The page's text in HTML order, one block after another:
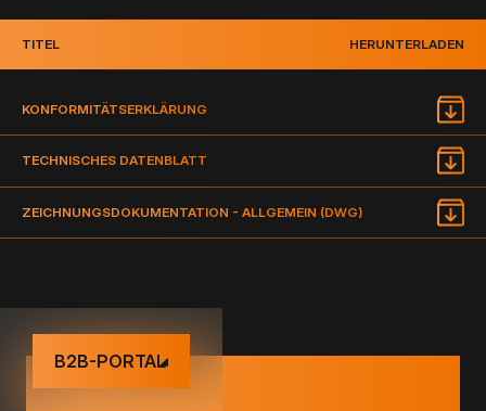
TITEL HERUNTERLADEN
KONFORMITÄTSERKLÄRUNG
TECHNISCHES DATENBLATT
ZEICHNUNGSDOKUMENTATION - ALLGEMEIN (DWG)
B2B-PORTAL